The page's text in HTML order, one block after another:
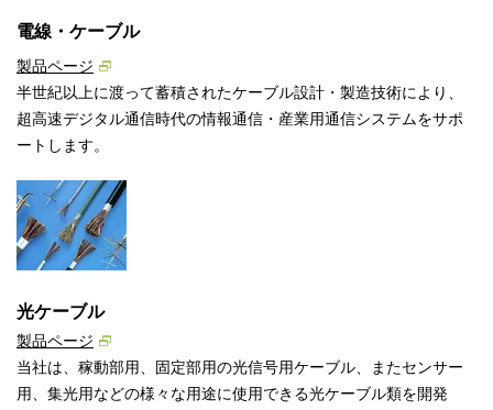
電線・ケーブル
製品ページ
半世紀以上に渡って蓄積されたケーブル設計・製造技術により、
超高速デジタル通信時代の情報通信・産業用通信システムをサポ
ートします。
光ケーブル
製品ページ
当社は、稼動部用、固定部用の光信号用ケーブル、またセンサー
用、集光用などの様々な用途に使用できる光ケーブル類を開発